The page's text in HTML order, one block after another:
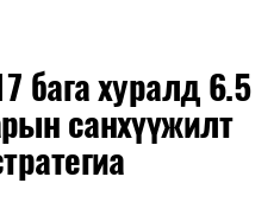
болсон байна.
Засгийн газрын
хурал, зөвлөгөөн, ой,
наадам, соёлын арга
бага хуралд 6.5
санхүүжилт